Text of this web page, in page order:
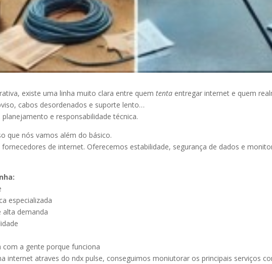
existe uma linha muito clara entre quemtenta entregar internet e quem
cabos desordenados e suporte lento…
e responsabilidade técnica.
que nós vamos além do básico.
de internet. Oferecemos estabilidade, segurança de dados e
especializada
demanda
a gente porque funciona
internet atraves do ndx pulse, conseguimos moniutorar os principais serviços